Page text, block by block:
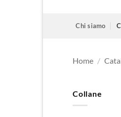
Chi siamo
Home /
Collane